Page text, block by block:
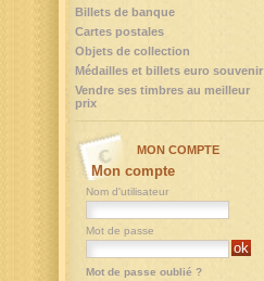
Billets de banque
Cartes postales
Objets de collection
Médailles et billets euro souvenir
Vendre ses timbres au meilleur
prix
MON COMPTE
Mon compte
Nom d'utilisateur
Mot de passe
Mot de passe oublié ?